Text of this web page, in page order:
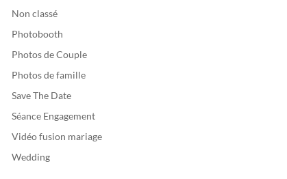
Non classé
Photobooth
Photos de Couple
Photos de famille
Save The Date
Séance Engagement
Vidéo fusion mariage
Wedding